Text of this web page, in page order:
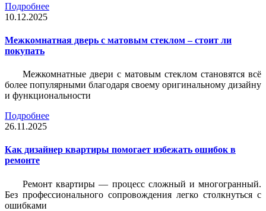
Подробнее
10.12.2025
Межкомнатная дверь с матовым стеклом – стоит ли
покупать
Межкомнатные двери с матовым стеклом становятся всё
более популярными благодаря своему оригинальному дизайну
и функциональности
Подробнее
26.11.2025
Как дизайнер квартиры помогает избежать ошибок в
ремонте
Ремонт квартиры — процесс сложный и многогранный.
Без профессионального сопровождения легко столкнуться с
ошибками